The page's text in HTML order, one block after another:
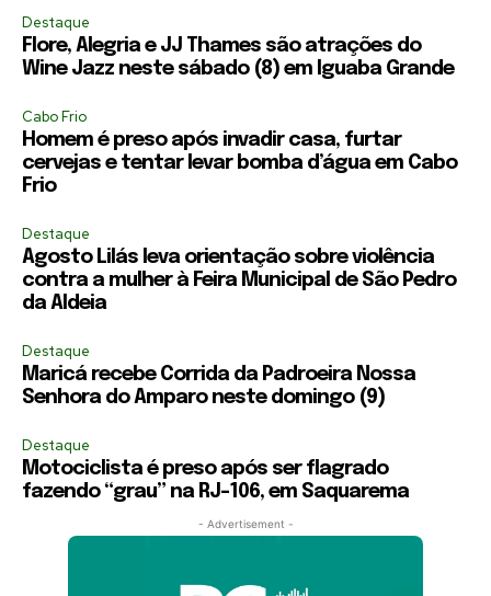
Destaque
Flore, Alegria e JJ Thames são atrações do
Wine Jazz neste sábado (8) em Iguaba Grande
Cabo Frio
Homem é preso após invadir casa, furtar
cervejas e tentar levar bomba d’água em Cabo
Frio
Destaque
Agosto Lilás leva orientação sobre violência
contra a mulher à Feira Municipal de São Pedro
da Aldeia
Destaque
Maricá recebe Corrida da Padroeira Nossa
Senhora do Amparo neste domingo (9)
Destaque
Motociclista é preso após ser flagrado
fazendo “grau” na RJ-106, em Saquarema
- Advertisement -